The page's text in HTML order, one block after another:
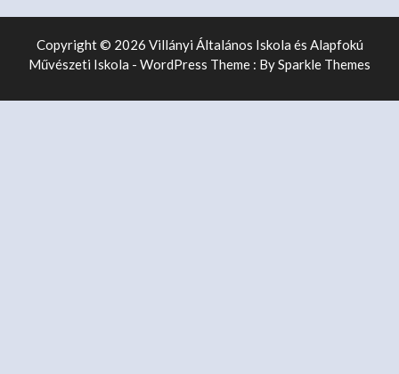
Copyright © 2026 Villányi Általános Iskola és Alapfokú
Művészeti Iskola - WordPress Theme : BySparkle Themes